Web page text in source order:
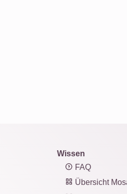
Wissen
FAQ
Übersicht